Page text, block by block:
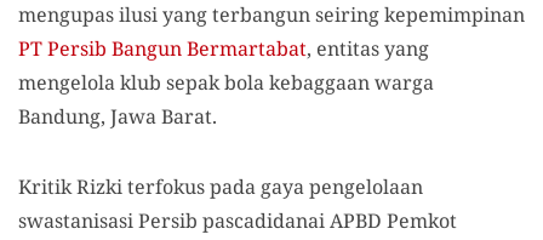
mengupas ilusi yang terbangun seiring kepemimpinan
PT Persib Bangun Bermartabat, entitas yang
mengelola klub sepak bola kebaggaan warga
Bandung, Jawa Barat.
Kritik Rizki terfokus pada gaya pengelolaan
swastanisasi Persib pascadidanai APBD Pemkot